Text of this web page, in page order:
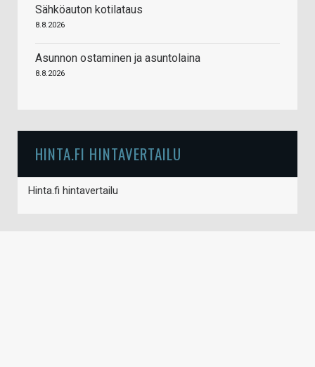
Sähköauton kotilataus
8.8.2026
Asunnon ostaminen ja asuntolaina
8.8.2026
HINTA.FI HINTAVERTAILU
Hinta.fi hintavertailu